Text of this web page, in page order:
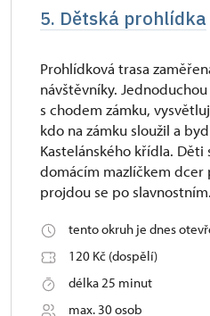
5. Dětská prohlídka
Prohlídková trasa
návštěvníky.
s chodem zámku,
kdo na zámku sloužil a
Kastelánského křídla.
domácím mazlíčkem
projdou se po
tento okruh je dnes
120 Kč (dospělí)
délka 25 minut
max. 30 osob